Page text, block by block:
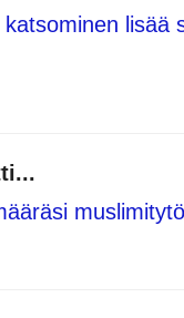
lisää